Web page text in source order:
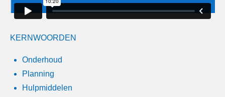
KERNWOORDEN
Onderhoud
Planning
Hulpmiddelen